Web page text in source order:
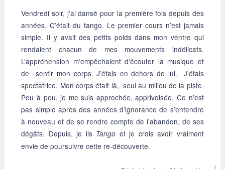
Vendredi soir, j’ai dansé pour la première fois depuis des
années. C’était du tango. Le premier cours n’est jamais
simple. Il y avait des petits poids dans mon ventre qui
rendaient chacun de mes mouvements indélicats.
L’appréhension m’empêchaient d’écouter la musique et
de sentir mon corps. J’étais en dehors de lui. J’étais
spectatrice. Mon corps était là, seul au milieu de la piste.
Peu à peu, je me suis approchée, apprivoisée. Ce n’est
pas simple après des années d’ignorance de s’entendre
à nouveau et de se rendre compte de l’abandon, de ses
dégâts. Depuis, je lisTango et je crois avoir vraiment
envie de poursuivre cette re-découverte.